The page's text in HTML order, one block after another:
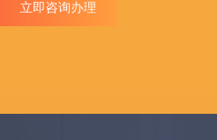
立即咨询办理